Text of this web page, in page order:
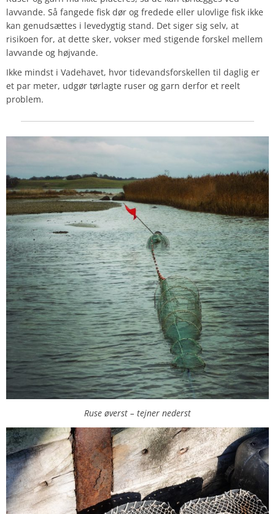
lavvande. Så fangede fisk dør og fredede eller ulovlige fisk ikke
kan genudsættes i levedygtig stand. Det siger sig selv, at
risikoen for, at dette sker, vokser med stigende forskel mellem
lavvande og højvande.
Ikke mindst i Vadehavet, hvor tidevandsforskellen til daglig er
et par meter, udgør tørlagte ruser og garn derfor et reelt
problem.
Ruse øverst – tejner nederst